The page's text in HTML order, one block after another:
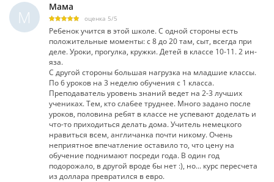
М
Мама
оценка 5/5
Ребенок учится в этой школе. С одной стороны есть
положительные моменты: с 8 до 20 там, сыт, всегда при
деле. Уроки, прогулка, кружки. Детей в классе 10-11. 2 ин-
яза.
С другой стороны большая нагрузка на младшие классы.
По 6 уроков на 3 неделю обучения с 1 класса.
Преподаватель уровень знаний ведет на 2-3 лучших
учениках. Тем, кто слабее труднее. Много задано после
уроков, половина ребят в классе не успевают доделать и
что-то приходиться делать дома. Учитель немецкого
нравиться всем, англичанка почти никому. Очень
неприятное впечатление оставило то, что цену на
обучение поднимают посреди года. В один год
подорожало, в другой вроде бы нет :), но... курс пересчета
из доллара превратился в евро.